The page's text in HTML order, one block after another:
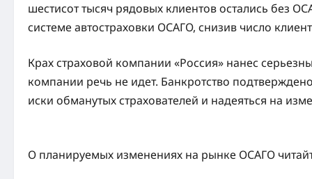
шестисот тысяч рядовых клиентов остались без
системе автостраховки ОСАГО, снизив число
Крах страховой компании «Россия» нанес
компании речь не идет. Банкротство
иски обманутых страхователей и надеяться на
О планируемых изменениях на рынке ОСАГО